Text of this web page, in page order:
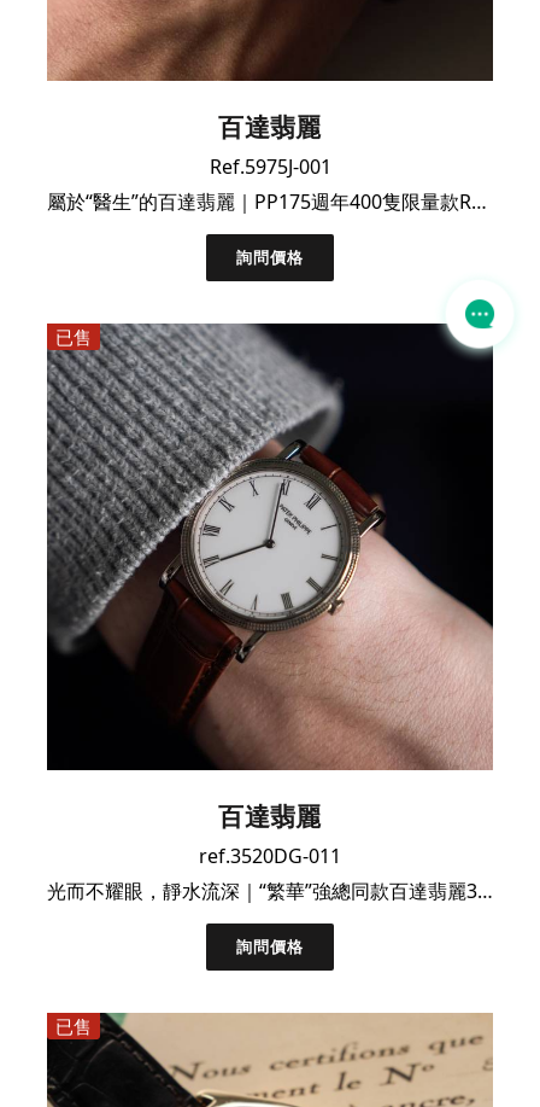
百達翡麗
Ref.5975J-001
屬於“醫生”的百達翡麗｜PP175週年400隻限量款Ref.5975J
詢問價格
已售
百達翡麗
ref.3520DG-011
光而不耀眼，靜水流深｜“繁華”強總同款百達翡麗3520/D｜單錶已保養
詢問價格
已售